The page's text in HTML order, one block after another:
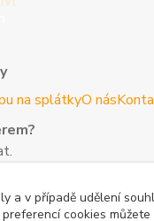
na splátkyO nás
a v případě udělení
cookies